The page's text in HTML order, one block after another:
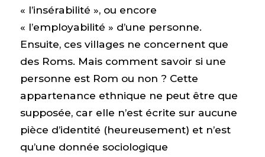
« l’insérabilité », ou encore
« l’employabilité » d’une personne.
Ensuite, ces villages ne concernent que
des Roms. Mais comment savoir si une
personne est Rom ou non ? Cette
appartenance ethnique ne peut être que
supposée, car elle n’est écrite sur aucune
pièce d’identité (heureusement) et n’est
qu’une donnée sociologique